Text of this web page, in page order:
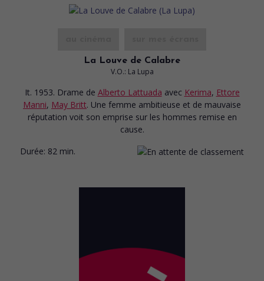
La Louve de Calabre
V.O.: La Lupa
It. 1953. Drame de Alberto Lattuada avec Kerima, Ettore
Manni, May Britt. Une femme ambitieuse et de mauvaise
réputation voit son emprise sur les hommes remise en
cause.
Durée: 82 min.